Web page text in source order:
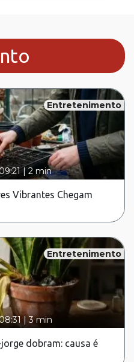
Entretenimento
|2 min
Vibrantes Chegam
Entretenimento
|3 min
dobram: causa é